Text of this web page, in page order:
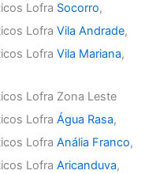
Lofra Socorro,
LofraVila Andrade,
LofraVila Mariana,
Lofra Zona Leste
LofraÁgua Rasa,
LofraAnália Franco,
LofraAricanduva,